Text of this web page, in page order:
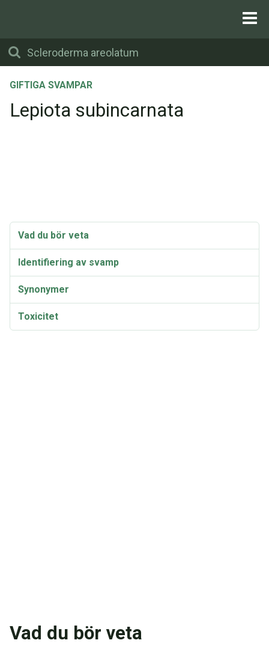
GIFTIGA SVAMPAR
Lepiota subincarnata
Vad du bör veta
Identifiering av svamp
Synonymer
Toxicitet
Vad du bör veta